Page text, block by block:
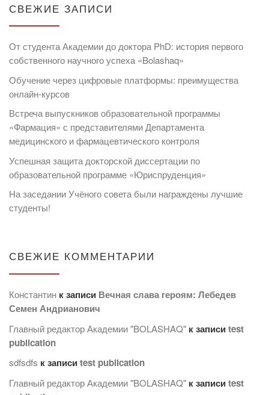
СВЕЖИЕ ЗАПИСИ
От студента Академии до доктора PhD: история первого
собственного научного успеха «Bolashaq»
Обучение через цифровые платформы: преимущества
онлайн-курсов
Встреча выпускников образовательной программы
«Фармация» с представителями Департамента
медицинского и фармацевтического контроля
Успешная защита докторской диссертации по
образовательной программе «Юриспруденция»
На заседании Учёного совета были награждены лучшие
студенты!
СВЕЖИЕ КОММЕНТАРИИ
Константин к записи Вечная слава героям: Лебедев
Семен Андрианович
Главный редактор Академии "BOLASHAQ" к записиtest
publication
sdfsdfs к записиtest publication
Главный редактор Академии "BOLASHAQ" к записиtest